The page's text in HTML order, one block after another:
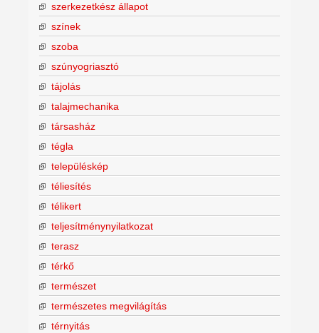
szerkezetkész állapot
színek
szoba
szúnyogriasztó
tájolás
talajmechanika
társasház
tégla
településkép
téliesítés
télikert
teljesítménynyilatkozat
terasz
térkő
természet
természetes megvilágítás
térnyitás